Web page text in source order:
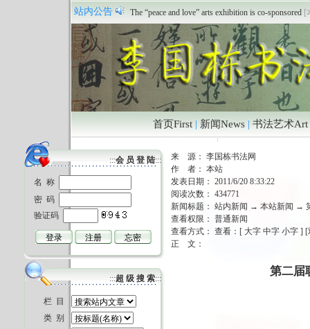
站内公告 The “peace and love” arts exhibition is co-sponsored [
祝贺本站正式开通 [本站 2011/6/18 12:39:04]
首页First | 新闻News | 书法艺术Art
:::会 员 登 陆:::
名 称
密 码
验证码
:::超 级 搜 索:::
栏 目
类 别
来 源： 李国栋书法网
作 者： 本站
发表日期： 2011/6/20 8:33:22
阅读次数： 434771
新闻标题： 站内新闻 → 本站新闻 →
查看权限： 普通新闻
查看方式： 查看：[ 大字 中字 小字] [
正 文：
第二届